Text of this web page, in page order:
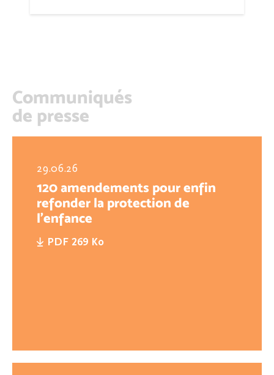
Communiqués
de presse
29.06.26
120 amendements pour enfin
refonder la protection de
l'enfance
PDF 269 Ko